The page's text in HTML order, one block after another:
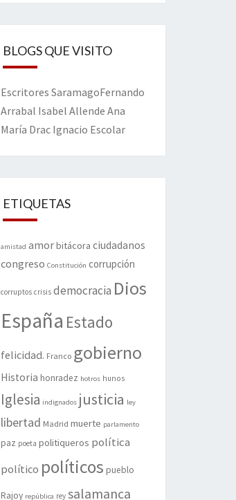
BLOGS QUE VISITO
Escritores SaramagoFernando
Arrabal Isabel Allende Ana
María Drac Ignacio Escolar
ETIQUETAS
amistad amorbitácora ciudadanos
congreso Constitución corrupción
corruptos crisis democracia Dios
España Estado
felicidad. Franco gobierno
Historia honradez hotros hunos
Iglesia indignados justicia ley
libertad Madrid muerte parlamento
paz poeta politiqueros política
político políticos pueblo
Rajoy república rey salamanca